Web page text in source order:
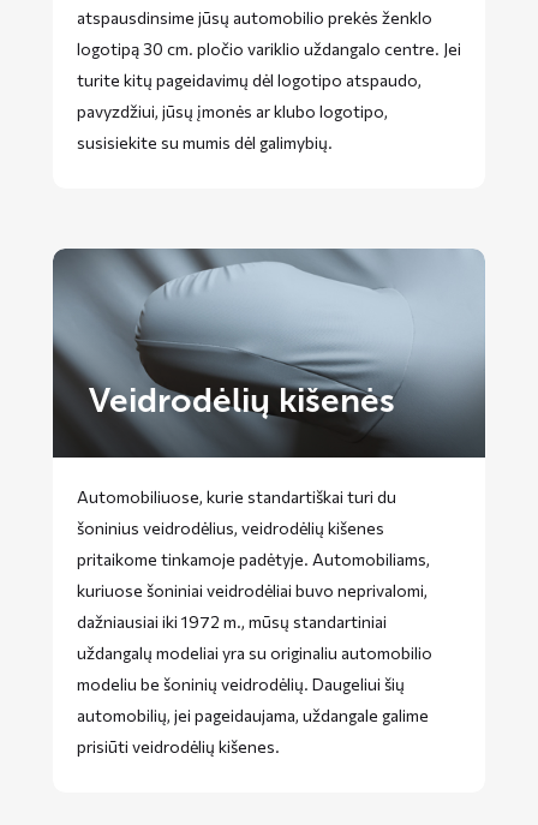
atspausdinsime jūsų automobilio prekės ženklo
logotipą 30 cm. pločio variklio uždangalo centre. Jei
turite kitų pageidavimų dėl logotipo atspaudo,
pavyzdžiui, jūsų įmonės ar klubo logotipo,
susisiekite su mumis dėl galimybių.
Veidrodėlių kišenės
Automobiliuose, kurie standartiškai turi du
šoninius veidrodėlius, veidrodėlių kišenes
pritaikome tinkamoje padėtyje. Automobiliams,
kuriuose šoniniai veidrodėliai buvo neprivalomi,
dažniausiai iki 1972 m., mūsų standartiniai
uždangalų modeliai yra su originaliu automobilio
modeliu be šoninių veidrodėlių. Daugeliui šių
automobilių, jei pageidaujama, uždangale galime
prisiūti veidrodėlių kišenes.